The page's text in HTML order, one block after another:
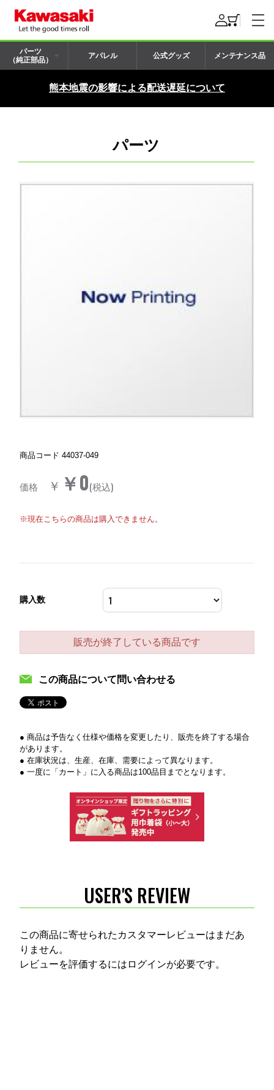
パーツ
（純正部品）
アパレル 公式グッズ メンテナンス品
熊本地震の影響による配送遅延について
パーツ
商品コード 44037-049
価格 ￥ ￥0(税込)
※現在こちらの商品は購入できません。
購入数
販売が終了している商品です
この商品について問い合わせる
● 商品は予告なく仕様や価格を変更したり、販売を終了する場合
があります。
● 在庫状況は、生産、在庫、需要によって異なります。
● 一度に「カート」に入る商品は100品目までとなります。
USER'S REVIEW
この商品に寄せられたカスタマーレビューはまだあ
りません。
レビューを評価するには ログインが必要です。